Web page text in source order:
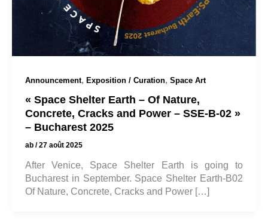
Announcement, Exposition / Curation, Space Art
« Space Shelter Earth – Of Nature,
Concrete, Cracks and Power – SSE-B-02 »
– Bucharest 2025
ab /27 août 2025
After Venice, Space Shelter Earth is going to
Bucharest in September. Space Shelter Earth-B02
Of Nature, Concrete, Cracks and Power […]